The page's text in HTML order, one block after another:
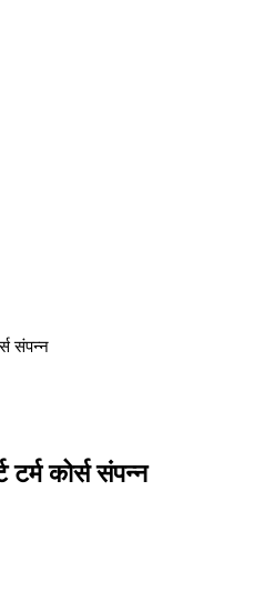
संपन्न
कोर्स संपन्न